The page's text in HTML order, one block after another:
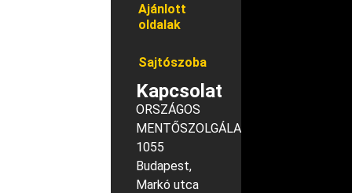
Ajánlott
oldalak
Sajtószoba
Kapcsolat
ORSZÁGOS
MENTŐSZOLGÁLAT
1055
Budapest,
Markó utca